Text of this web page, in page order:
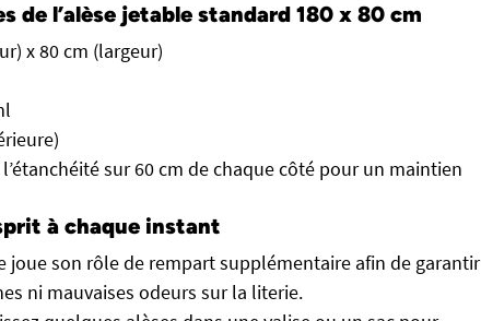
de l’alèse jetable standard 180 x 80 cm
x 80 cm (largeur)
sur 60 cm de chaque côté pour un maintien
à chaque instant
joue son rôle de rempart supplémentaire afin de garantir
ni mauvaises odeurs sur la literie.